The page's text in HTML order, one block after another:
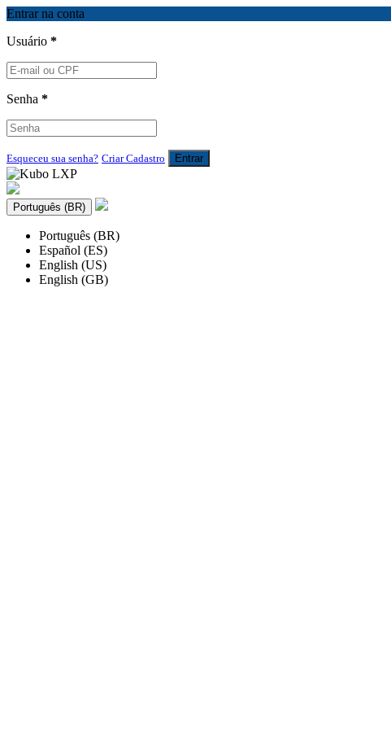
Entrar na conta
Usuário *
Senha *
Esqueceu sua senha? Criar Cadastro Entrar
Português (BR)
Português (BR)
Español (ES)
English (US)
English (GB)